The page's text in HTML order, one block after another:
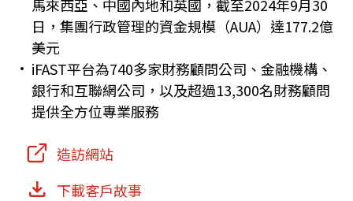
馬來西亞、中國內地和英國，截至2024年9月30
日，集團行政管理的資金規模（AUA）達177.2億
美元
iFAST平台為740多家財務顧問公司、金融機構、
銀行和互聯網公司，以及超過13,300名財務顧問
提供全方位專業服務
造訪網站
下載客戶故事